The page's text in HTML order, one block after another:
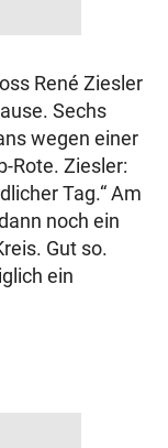
René Ziesler
Sechs
wegen einer
Rote. Ziesler:
Tag.“ Am
noch ein
Gut so.
ein